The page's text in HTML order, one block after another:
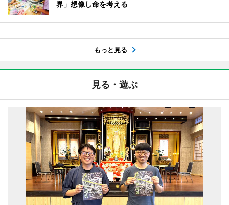
界」想像し命を考える
もっと見る
見る・遊ぶ